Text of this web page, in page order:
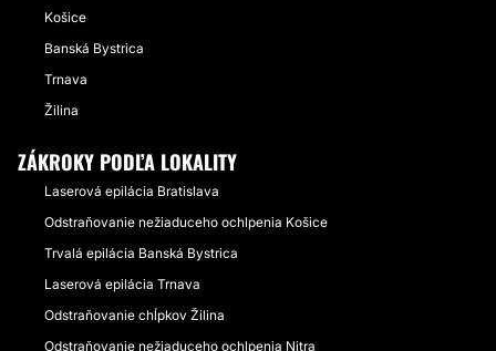
Košice
Banská Bystrica
Trnava
Žilina
ZÁKROKY PODĽA LOKALITY
Laserová epilácia Bratislava
Odstraňovanie nežiaduceho ochlpenia Košice
Trvalá epilácia Banská Bystrica
Laserová epilácia Trnava
Odstraňovanie chĺpkov Žilina
Odstraňovanie nežiaduceho ochlpenia Nitra